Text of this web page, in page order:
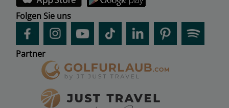
Folgen Sie uns
Partner